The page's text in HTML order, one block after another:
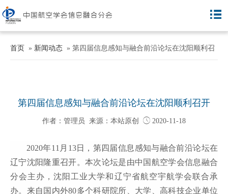
首页 » 新闻动态 » 第四届信息感知与融合前沿论坛在沈阳顺利召
第四届信息感知与融合前沿论坛在沈阳顺利召开
作者：管理员 来源：本站原创  2020-11-18
2020年11 月 13日，第四届信息感知与融合前沿论坛在
辽宁沈阳隆重召开。本次论坛是由中国航空学会信息融合
分会主办，沈阳工业大学和辽宁省航空宇航学会联合承
办。来自国内外80多个科研院所、大学、高科技企业单位